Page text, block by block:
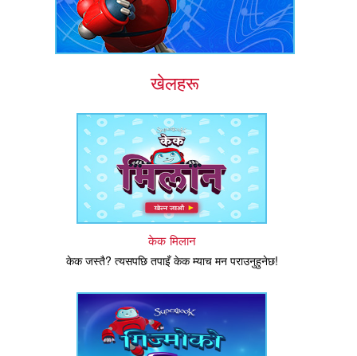
खेलहरू
केक मिलान
केक जस्तै? त्यसपछि तपाइँ केक म्याच मन पराउनुहुनेछ!